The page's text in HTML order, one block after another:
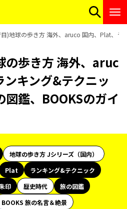
)地球の歩き方 海外、aruco 国内、Plat、ラ
の歩き方 海外、aruc
キング&テクニッ
図鑑、BOOKSのガイ
地球の歩き方 Jシリーズ（国内）
Plat
ランキング&テクニック
印 歴史時代
旅の図鑑
BOOKS 旅の名言＆絶景